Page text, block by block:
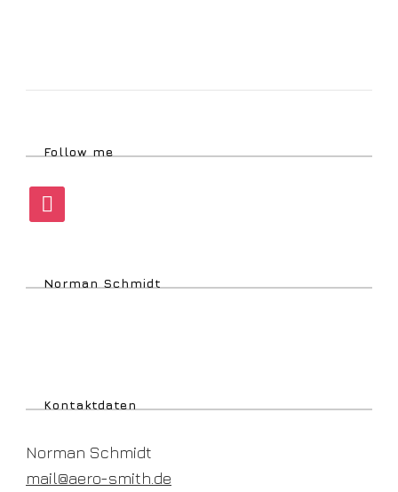
Follow me
instagram
Norman Schmidt
Kontaktdaten
Norman Schmidt
mail@aero-smith.de